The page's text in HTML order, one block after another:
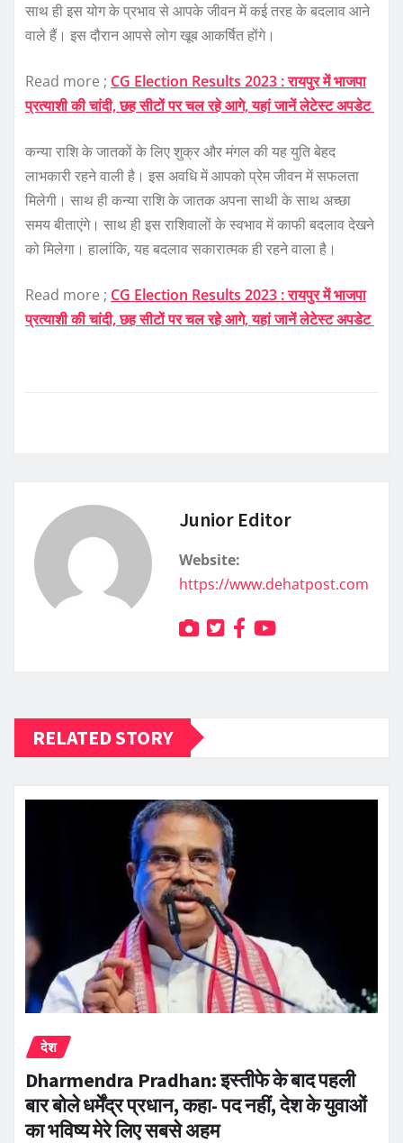
साथ ही इस योग के प्रभाव से आपके जीवन में कई तरह के बदलाव आने
वाले हैं। इस दौरान आपसे लोग खूब आकर्षित होंगे।
Read more ; CG Election Results 2023 : रायपुर में भाजपा
प्रत्याशी की चांदी, छह सीटों पर चल रहे आगे, यहां जानें लेटेस्ट अपडेट
कन्या राशि के जातकों के लिए शुक्र और मंगल की यह युति बेहद
लाभकारी रहने वाली है। इस अवधि में आपको प्रेम जीवन में सफलता
मिलेगी। साथ ही कन्या राशि के जातक अपना साथी के साथ अच्छा
समय बीताएंगे। साथ ही इस राशिवालों के स्वभाव में काफी बदलाव देखने
को मिलेगा। हालांकि, यह बदलाव सकारात्मक ही रहने वाला है।
Read more ; CG Election Results 2023 : रायपुर में भाजपा
प्रत्याशी की चांदी, छह सीटों पर चल रहे आगे, यहां जानें लेटेस्ट अपडेट
Junior Editor
Website:
https://www.dehatpost.com
RELATED STORY
देश
Dharmendra Pradhan: इस्तीफे के बाद पहली
बार बोले धर्मेंद्र प्रधान, कहा- पद नहीं, देश के युवाओं
का भविष्य मेरे लिए सबसे अहम